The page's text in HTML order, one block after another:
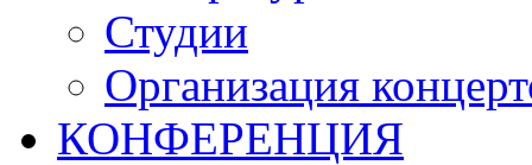
Студии
Организация
КОНФЕРЕНЦИЯ